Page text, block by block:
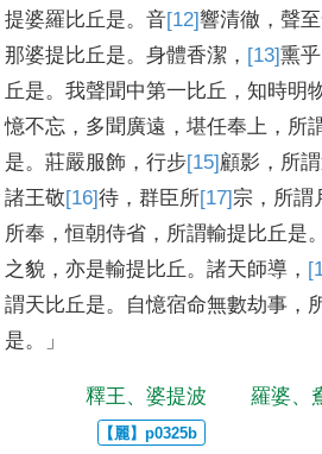
提婆羅比丘是。音[12]響清徹 ，聲至
那婆提比丘是。身體香潔 ， [13]熏乎
丘是。我聲聞中第一比丘 ，知時明
憶不忘 ， 多聞 廣遠 ，堪任奉上 ， 所
是。莊嚴服飾 ，行步[15]顧影 ， 所
諸王敬[16]待 ，群臣所[17]宗 ， 所謂
所奉 ，恒朝侍省 ， 所謂輸提比丘是
之貌 ，亦是輸提比丘 。諸天師導 ，
謂天比丘是。 自憶宿命無數劫事 ，
是。」
釋王、婆提波 羅婆、